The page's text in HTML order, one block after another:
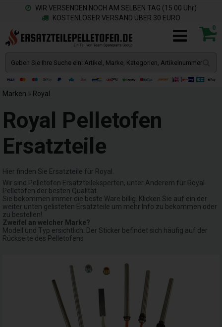
WIR VERSENDEN NOCH AM SELBEN TAG (15.00 Uhr)
KOSTENLOSER VERSAND ÜBER 30 EURO
0
Marken » Royal
Royal Pelletofen
Ersatzteile
Hier finden Sie Ersatzteile für Royal.
Wir sind Pelletofen Ersatzteileksperten, unter Anderem für Royal
Pelletöfen der besten Qualität.
Sie bekommen immer die beste Ware billig. Klicken Sie auf ein der
weiter unten gelisteten Ersatzteile um mehr Info zu bekommen oder
zu bestellen!
Zweifel an welcher Marke?
Modell und Typ ersichtlich: Der Sticker befindet sich häufig auf der
Rückseite des Pelletofens